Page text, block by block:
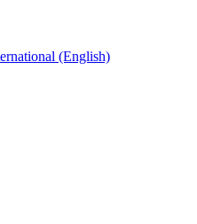
(English)